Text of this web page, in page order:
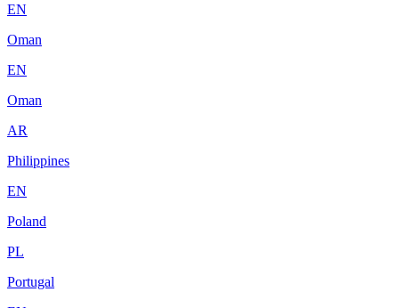
EN
Oman
EN
Oman
AR
Philippines
EN
Poland
PL
Portugal